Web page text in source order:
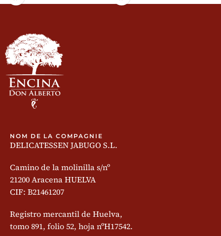
NOM DE LA COMPAGNIE
DELICATESSEN JABUGO S.L.
Camino de la molinilla s/nº
21200 Aracena HUELVA
CIF: B21461207
Registro mercantil de Huelva,
tomo 891, folio 52, hoja nºH17542.